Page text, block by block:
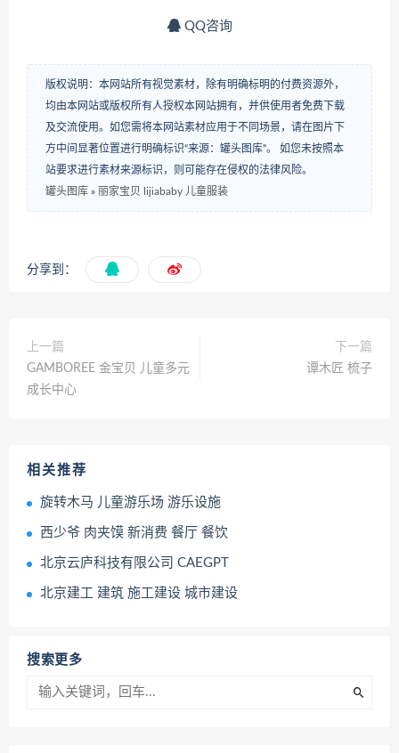
QQ咨询
版权说明：本网站所有视觉素材，除有明确标明的付费资源外，
均由本网站或版权所有人授权本网站拥有，并供使用者免费下载
及交流使用。如您需将本网站素材应用于不同场景，请在图片下
方中间显著位置进行明确标识“来源：罐头图库”。 如您未按照本
站要求进行素材来源标识，则可能存在侵权的法律风险。
罐头图库 » 丽家宝贝 lijiababy 儿童服装
分享到：
上一篇
GAMBOREE 金宝贝 儿童多元
成长中心
下一篇
谭木匠 梳子
相关推荐
旋转木马 儿童游乐场 游乐设施
西少爷 肉夹馍 新消费 餐厅 餐饮
北京云庐科技有限公司 CAEGPT
北京建工 建筑 施工建设 城市建设
搜索更多